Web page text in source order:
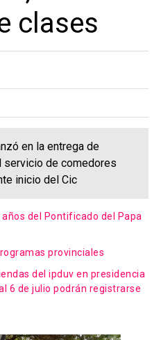
clases
en la entrega de
servicio de comedores
inicio del Cic
del Pontificado del Papa
provinciales
del ipduv en presidencia
6 de julio podrán registrarse